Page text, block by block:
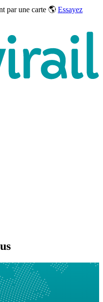
par une carte 🌎 Essayez